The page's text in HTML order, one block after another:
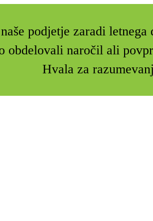
podjetje zaradi letnega
obdelovali naročil ali
Hvala za